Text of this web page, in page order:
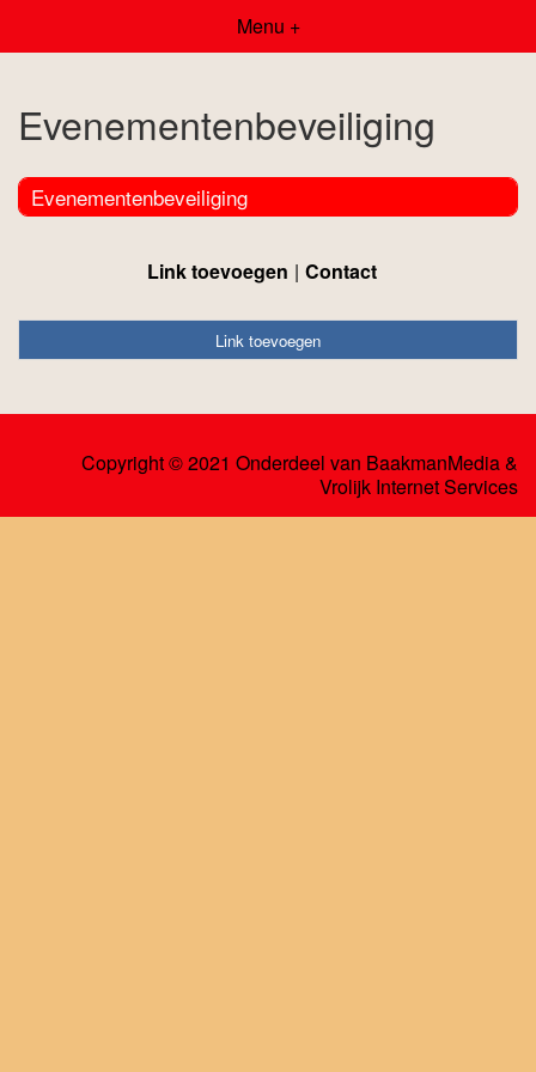
Menu +
Evenementenbeveiliging
Evenementenbeveiliging
Link toevoegen Contact
Link toevoegen
Copyright © 2021 Onderdeel van BaakmanMedia&
Vrolijk Internet Services